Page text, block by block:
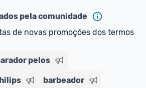
Platinum.
sempre pode contar ajuda da
tirar dúvidas ou acionar os
@admin
pela comunidade
de novas promoções dos termos
pelos
barbeador